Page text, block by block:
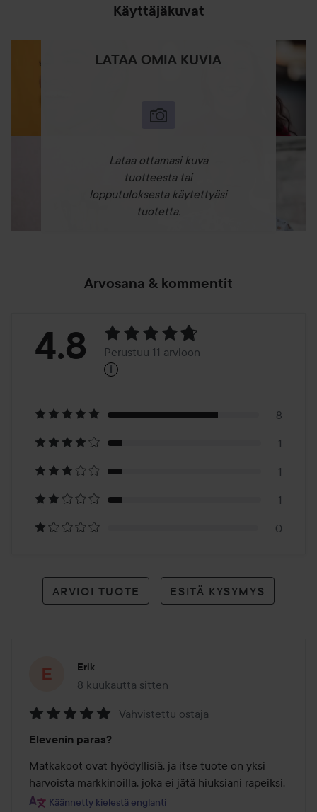
Käyttäjäkuvat
LATAA OMIA KUVIA
Lataa ottamasi kuva
tuotteesta tai
lopputuloksesta käytettyäsi
tuotetta.
Arvosana & kommentit
Arvosana:
Perustuu
11
arvioon
4.8 Perustuu 11 arvioon
i
8
1
1
1
0
ARVIOI TUOTE ESITÄ KYSYMYS
Erik
8 kuukautta sitten
Viesti luotiin 8 kuukautta sitten
5
/
5
Vahvistettu ostaja
Elevenin paras?
Matkakoot ovat hyödyllisiä, ja itse tuote on yksi
harvoista markkinoilla, joka ei jätä hiuksiani rapeiksi.
Käännetty kielestä englanti